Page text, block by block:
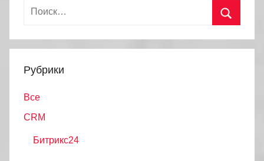
Найти:
Рубрики
Все
CRM
Битрикс24